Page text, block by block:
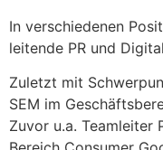
In ver­schie­de­nen
lei­ten­de PR und
Zuletzt mit
SEM im
Zuvor u.a. Team­lei­ter